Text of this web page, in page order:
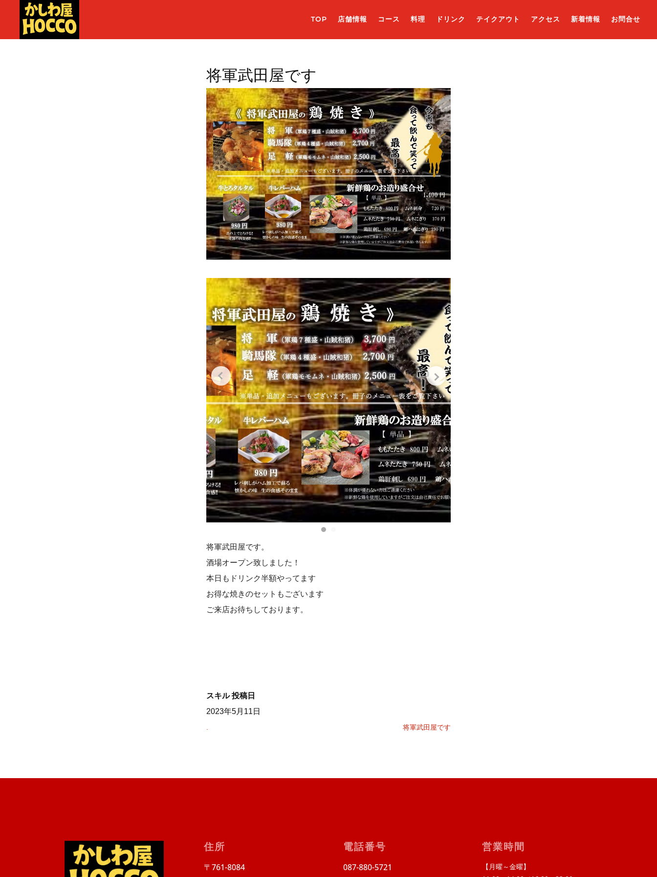
TOP 店舗情報 コース 料理 ドリンク テイクアウト アクセス 新着情報 お問合せ
将軍武田屋です
将軍武田屋です。
酒場オープン致しました！
本日もドリンク半額やってます
お得な焼きのセットもございます
ご来店お待ちしております。
スキル 投稿日
2023年5月11日
. 将軍武田屋です
住所
〒761-8084
電話番号
087-880-5721
営業時間
【月曜～金曜】